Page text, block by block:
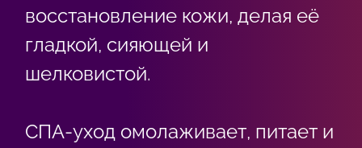
восстановление кожи, делая её
гладкой, сияющей и
шелковистой.
СПА-уход омолаживает, питает и